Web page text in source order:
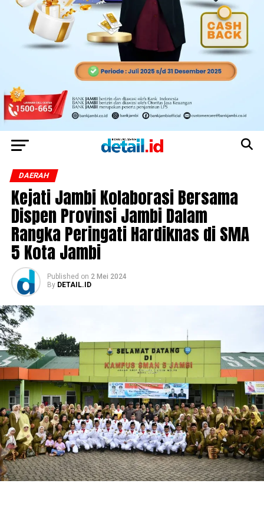
DAERAH
Kejati Jambi Kolaborasi Bersama
Dispen Provinsi Jambi Dalam
Rangka Peringati Hardiknas di SMA
5 Kota Jambi
Published on 2 Mei 2024
By DETAIL.ID